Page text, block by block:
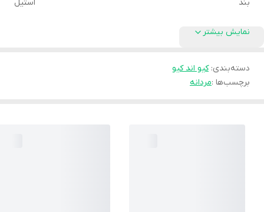
بند استیل
نمایش بیشتر
دسته‌بندی:کیو اند کیو
برچسب‌ها :مردانه